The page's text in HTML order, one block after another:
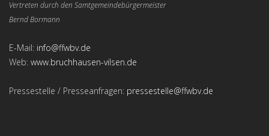
Vertreten durch den Samtgemeindebürgermeister
Bernd Bormann
E-Mail: info@ffwbv.de
Web: www.bruchhausen-vilsen.de
Pressestelle / Presseanfragen: pressestelle@ffwbv.de